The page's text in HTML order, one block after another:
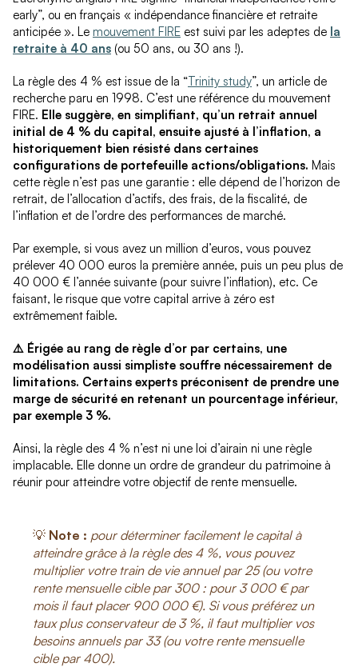
early”, ou en français « indépendance financière et retraite
anticipée ». Le mouvement FIRE est suivi par les adeptes de la
retraite à 40 ans (ou 50 ans, ou 30 ans !).
La règle des 4 % est issue de la “Trinity study”, un article de
recherche paru en 1998. C’est une référence du mouvement
FIRE. Elle suggère, en simplifiant, qu’un retrait annuel
initial de 4 % du capital, ensuite ajusté à l’inflation, a
historiquement bien résisté dans certaines
configurations de portefeuille actions/obligations. Mais
cette règle n’est pas une garantie : elle dépend de l’horizon de
retrait, de l’allocation d’actifs, des frais, de la fiscalité, de
l’inflation et de l’ordre des performances de marché.
Par exemple, si vous avez un million d’euros, vous pouvez
prélever 40 000 euros la première année, puis un peu plus de
40 000 € l’année suivante (pour suivre l’inflation), etc. Ce
faisant, le risque que votre capital arrive à zéro est
extrêmement faible.
⚠️ Érigée au rang de règle d’or par certains, une
modélisation aussi simpliste souffre nécessairement de
limitations. Certains experts préconisent de prendre une
marge de sécurité en retenant un pourcentage inférieur,
par exemple 3 %.
Ainsi, la règle des 4 % n’est ni une loi d’airain ni une règle
implacable. Elle donne un ordre de grandeur du patrimoine à
réunir pour atteindre votre objectif de rente mensuelle.
💡 Note : pour déterminer facilement le capital à
atteindre grâce à la règle des 4 %, vous pouvez
multiplier votre train de vie annuel par 25 (ou votre
rente mensuelle cible par 300 : pour 3 000 € par
mois il faut placer 900 000 €). Si vous préférez un
taux plus conservateur de 3 %, il faut multiplier vos
besoins annuels par 33 (ou votre rente mensuelle
cible par 400).